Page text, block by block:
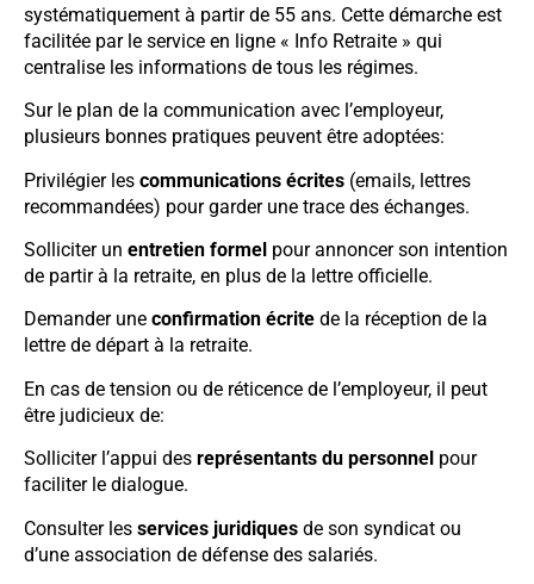
systématiquement à partir de 55 ans. Cette démarche est
facilitée par le service en ligne « Info Retraite » qui
centralise les informations de tous les régimes.
Sur le plan de la communication avec l’employeur,
plusieurs bonnes pratiques peuvent être adoptées:
Privilégier les communications écrites (emails, lettres
recommandées) pour garder une trace des échanges.
Solliciter un entretien formel pour annoncer son intention
de partir à la retraite, en plus de la lettre officielle.
Demander une confirmation écrite de la réception de la
lettre de départ à la retraite.
En cas de tension ou de réticence de l’employeur, il peut
être judicieux de:
Solliciter l’appui des représentants du personnel pour
faciliter le dialogue.
Consulter les services juridiques de son syndicat ou
d’une association de défense des salariés.